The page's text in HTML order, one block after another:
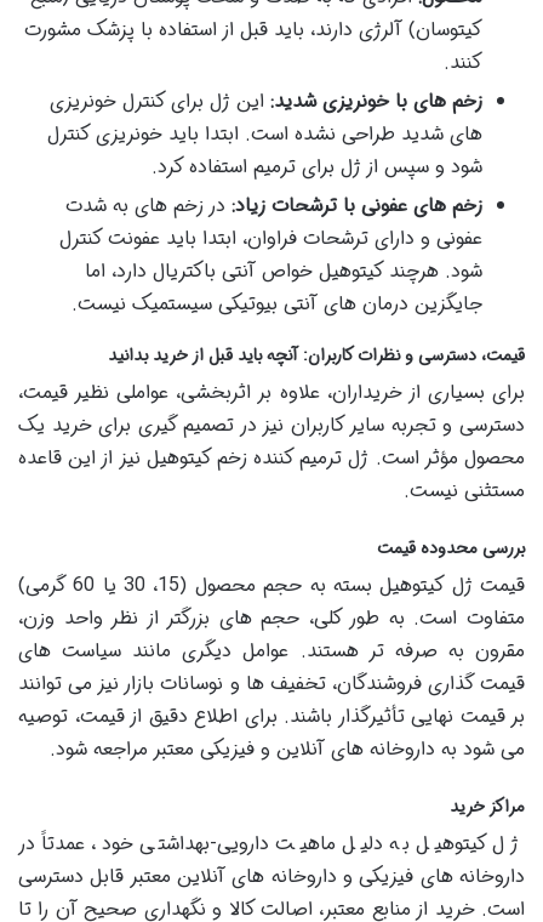
کیتوسان) آلرژی دارند، باید قبل از استفاده با پزشک مشورت
کنند.
زخم های با خونریزی شدید: این ژل برای کنترل خونریزی
های شدید طراحی نشده است. ابتدا باید خونریزی کنترل
شود و سپس از ژل برای ترمیم استفاده کرد.
زخم های عفونی با ترشحات زیاد: در زخم های به شدت
عفونی و دارای ترشحات فراوان، ابتدا باید عفونت کنترل
شود. هرچند کیتوهیل خواص آنتی باکتریال دارد، اما
جایگزین درمان های آنتی بیوتیکی سیستمیک نیست.
قیمت، دسترسی و نظرات کاربران: آنچه باید قبل از خرید بدانید
برای بسیاری از خریداران، علاوه بر اثربخشی، عواملی نظیر قیمت،
دسترسی و تجربه سایر کاربران نیز در تصمیم گیری برای خرید یک
محصول مؤثر است. ژل ترمیم کننده زخم کیتوهیل نیز از این قاعده
مستثنی نیست.
بررسی محدوده قیمت
قیمت ژل کیتوهیل بسته به حجم محصول (15، 30 یا 60 گرمی)
متفاوت است. به طور کلی، حجم های بزرگتر از نظر واحد وزن،
مقرون به صرفه تر هستند. عوامل دیگری مانند سیاست های
قیمت گذاری فروشندگان، تخفیف ها و نوسانات بازار نیز می توانند
بر قیمت نهایی تأثیرگذار باشند. برای اطلاع دقیق از قیمت، توصیه
می شود به داروخانه های آنلاین و فیزیکی معتبر مراجعه شود.
مراکز خرید
ژل کیتوهیل به دلیل ماهیت دارویی-بهداشتی خود، عمدتاً در
داروخانه های فیزیکی و داروخانه های آنلاین معتبر قابل دسترسی
است. خرید از منابع معتبر، اصالت کالا و نگهداری صحیح آن را تا